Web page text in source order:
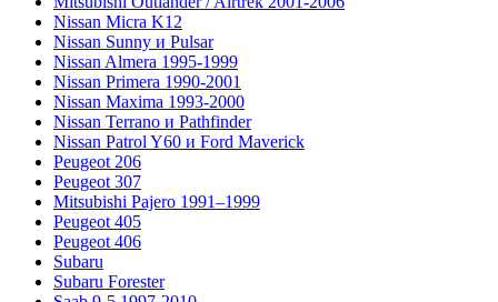
Nissan Micra K12
Nissan Sunny и Pulsar
Nissan Almera 1995-1999
Nissan Primera 1990-2001
Nissan Maxima 1993-2000
Nissan Terrano и Pathfinder
Nissan Patrol Y60 и Ford Maverick
Peugeot 206
Peugeot 307
Mitsubishi Pajero 1991–1999
Peugeot 405
Peugeot 406
Subaru
Subaru Forester